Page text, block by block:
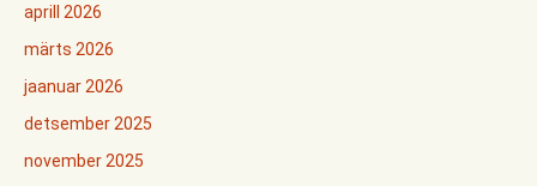
aprill 2026
märts 2026
jaanuar 2026
detsember 2025
november 2025